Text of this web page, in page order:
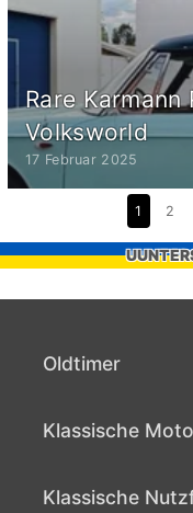
Rare
Volksworld
17 Februar 2025
1 2
Oldtimer
Klassische
Klassische